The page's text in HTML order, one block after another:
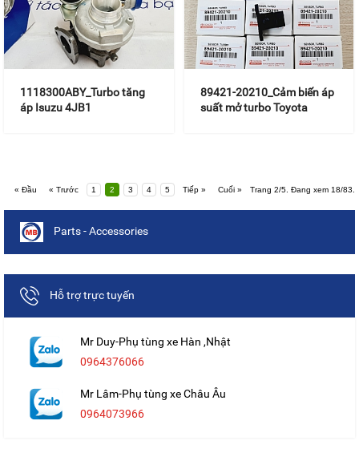
1118300ABY_Turbo tăng
áp Isuzu 4JB1
89421-20210_Cảm biến áp
suất mở turbo Toyota
« Đầu « Trước 1 2 3 4 5 Tiếp » Cuối » Trang 2/5. Đang xem 18/83.
Parts - Accessories
Hỗ trợ trực tuyến
Mr Duy-Phụ tùng xe Hàn ,Nhật
0964376066
Mr Lâm-Phụ tùng xe Châu Âu
0964073966